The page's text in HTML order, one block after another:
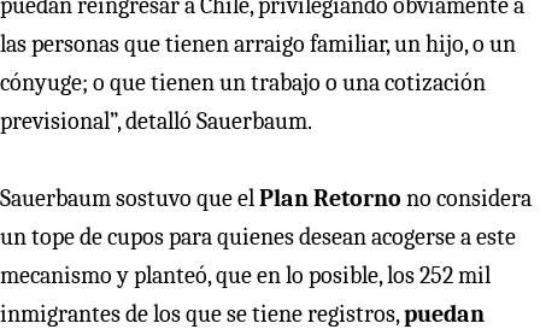
las personas que tienen arraigo familiar, un hijo, o un
cónyuge; o que tienen un trabajo o una cotización
previsional”, detalló Sauerbaum.
Sauerbaum sostuvo que elPlan Retorno no considera
un tope de cupos para quienes desean acogerse a este
mecanismo y planteó, que en lo posible, los 252 mil
inmigrantes de los que se tiene registros,puedan